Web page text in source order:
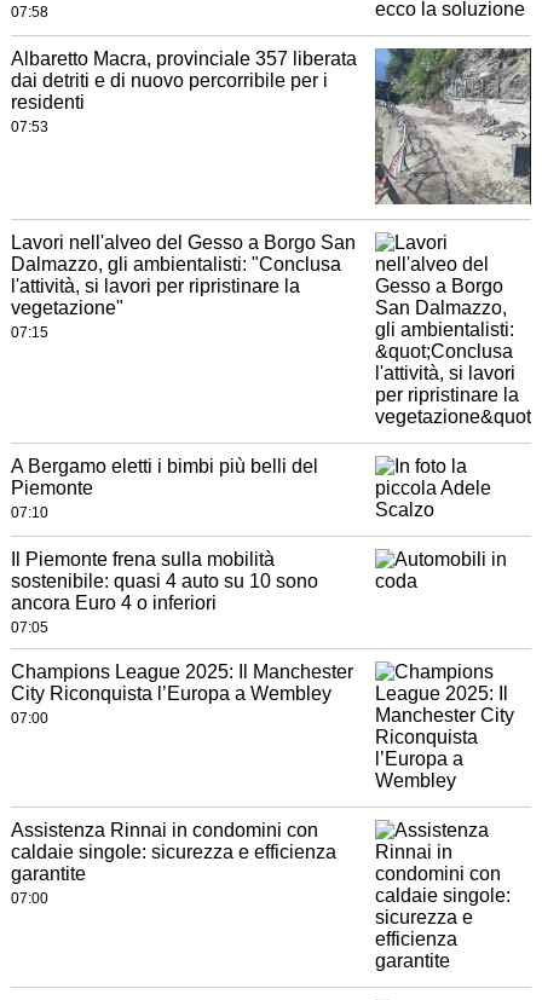
07:58
Albaretto Macra, provinciale 357 liberata
dai detriti e di nuovo percorribile per i
residenti
07:53
Lavori nell'alveo del Gesso a Borgo San
Dalmazzo, gli ambientalisti: "Conclusa
l'attività, si lavori per ripristinare la
vegetazione"
07:15
A Bergamo eletti i bimbi più belli del
Piemonte
07:10
Il Piemonte frena sulla mobilità
sostenibile: quasi 4 auto su 10 sono
ancora Euro 4 o inferiori
07:05
Champions League 2025: Il Manchester
City Riconquista l’Europa a Wembley
07:00
Assistenza Rinnai in condomini con
caldaie singole: sicurezza e efficienza
garantite
07:00